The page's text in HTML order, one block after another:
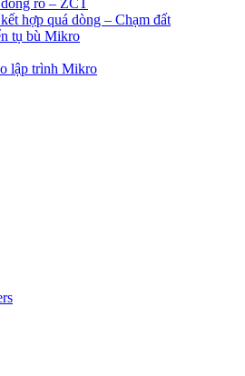
rò – ZCT
hợp quá dòng – Chạm đất
tụ bù Mikro
lập trình Mikro